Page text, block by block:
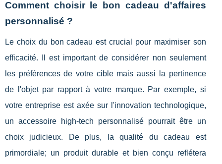
Comment choisir le bon cadeau d'affaires
personnalisé ?
Le choix du bon cadeau est crucial pour maximiser son
efficacité. Il est important de considérer non seulement
les préférences de votre cible mais aussi la pertinence
de l'objet par rapport à votre marque. Par exemple, si
votre entreprise est axée sur l'innovation technologique,
un accessoire high-tech personnalisé pourrait être un
choix judicieux. De plus, la qualité du cadeau est
primordiale; un produit durable et bien conçu reflétera